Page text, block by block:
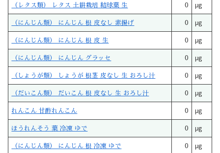
（レタス類） レタス 土耕栽培 結球葉 生 0 μg
（にんじん類） にんじん 根 皮なし 素揚げ 0 μg
（にんじん類） にんじん 根 皮 生 0 μg
（にんじん類） にんじん グラッセ 0 μg
（しょうが類） しょうが 根茎 皮なし 生 おろし汁 0 μg
（だいこん類） だいこん 根 皮なし 生 おろし汁 0 μg
れんこん 甘酢れんこん 0 μg
ほうれんそう 葉 冷凍 ゆで 0 μg
（にんじん類） にんじん 根 冷凍 ゆで 0 μg